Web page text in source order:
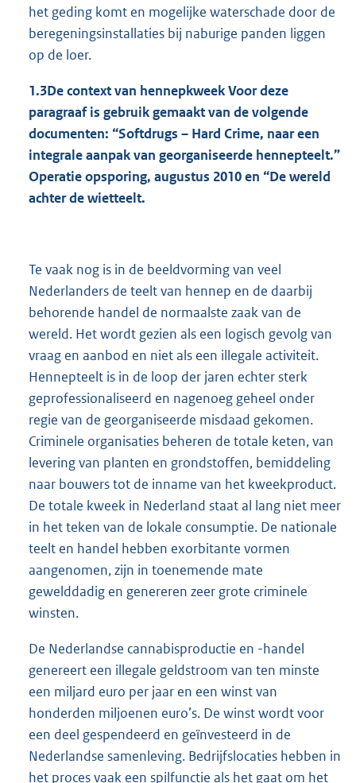
het geding komt en mogelijke waterschade door de
beregeningsinstallaties bij naburige panden liggen
op de loer.
1.3De context van hennepkweek Voor deze
paragraaf is gebruik gemaakt van de volgende
documenten: “Softdrugs – Hard Crime, naar een
integrale aanpak van georganiseerde hennepteelt.”
Operatie opsporing, augustus 2010 en “De wereld
achter de wietteelt.
Te vaak nog is in de beeldvorming van veel
Nederlanders de teelt van hennep en de daarbij
behorende handel de normaalste zaak van de
wereld. Het wordt gezien als een logisch gevolg van
vraag en aanbod en niet als een illegale activiteit.
Hennepteelt is in de loop der jaren echter sterk
geprofessionaliseerd en nagenoeg geheel onder
regie van de georganiseerde misdaad gekomen.
Criminele organisaties beheren de totale keten, van
levering van planten en grondstoffen, bemiddeling
naar bouwers tot de inname van het kweekproduct.
De totale kweek in Nederland staat al lang niet meer
in het teken van de lokale consumptie. De nationale
teelt en handel hebben exorbitante vormen
aangenomen, zijn in toenemende mate
gewelddadig en genereren zeer grote criminele
winsten.
De Nederlandse cannabisproductie en -handel
genereert een illegale geldstroom van ten minste
een miljard euro per jaar en een winst van
honderden miljoenen euro’s. De winst wordt voor
een deel gespendeerd en geïnvesteerd in de
Nederlandse samenleving. Bedrijfslocaties hebben in
het proces vaak een spilfunctie als het gaat om het